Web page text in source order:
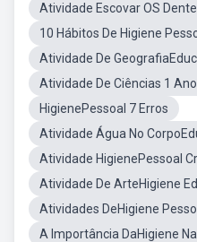
Atividade Escovar OS
10 Hábitos De Higiene
Atividade De
Atividade De Ciências 1
HigienePessoal 7 Erros
Atividade Água No
Atividade HigienePessoal
Atividade De ArteHigiene
Atividades DeHigiene
A Importância DaHigiene